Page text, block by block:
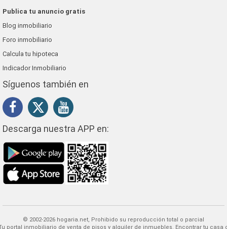
Publica tu anuncio gratis
Blog inmobiliario
Foro inmobiliario
Calcula tu hipoteca
Indicador Inmobiliario
Síguenos también en
Descarga nuestra APP en:
© 2002-2026 hogaria.net, Prohibido su reproducción total o parcial
Encontrar tu casa o